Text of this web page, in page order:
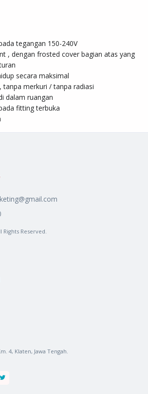
tegangan 150-240V
, dengan frosted cover bagian atas yang
secara maksimal
tanpa merkuri / tanpa radiasi
dalam ruangan
fitting terbuka
Rights Reserved.
4, Klaten, Jawa Tengah.